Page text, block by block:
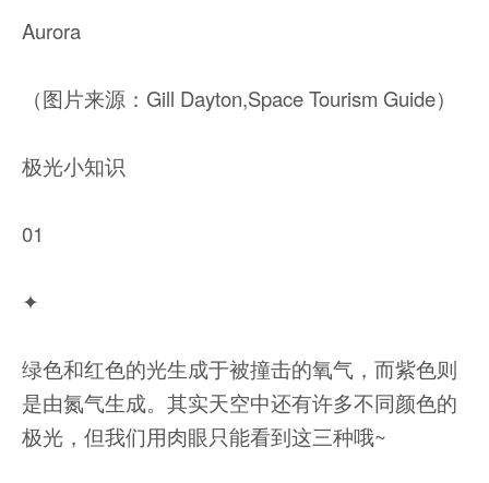
Aurora
（图片来源：Gill Dayton,Space Tourism Guide）
极光小知识
01
✦
绿色和红色的光生成于被撞击的氧气，而紫色则
是由氮气生成。其实天空中还有许多不同颜色的
极光，但我们用肉眼只能看到这三种哦~